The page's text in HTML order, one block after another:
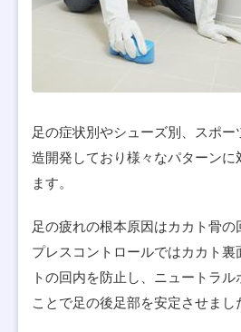
足の症状別やシューズ別、スポ
造開発しており様々なパターンに
ます。
足の疲れの根本原因はカカト骨
プレスコントロールではカカト裏
トの回内を防止し、ニュートラ
ことで足の後足部を安定させまし